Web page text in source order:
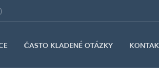
ČASTO KLADENÉ OTÁZKY